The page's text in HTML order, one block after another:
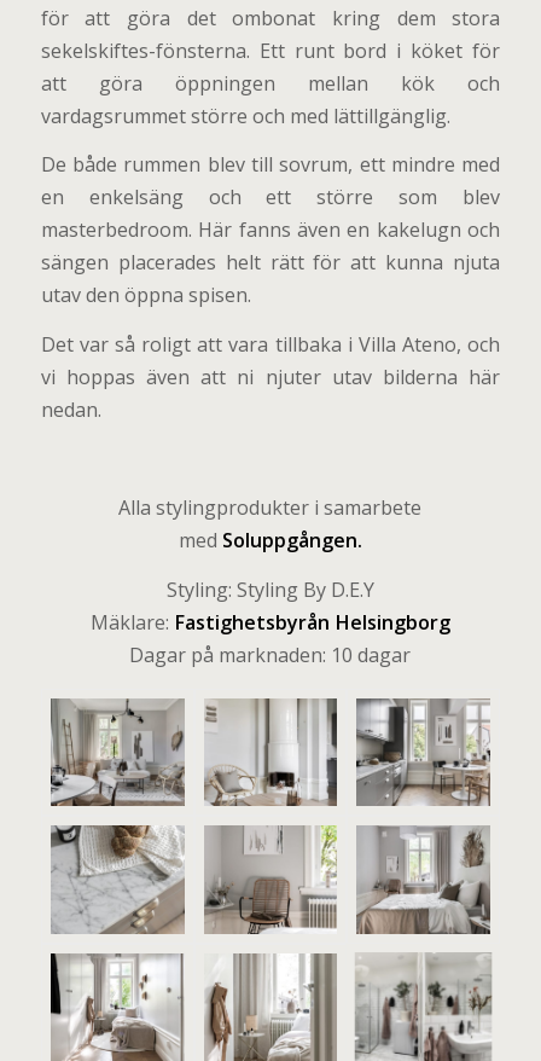
för att göra det ombonat kring dem stora
sekelskiftes-fönsterna. Ett runt bord i köket för
att göra öppningen mellan kök och
vardagsrummet större och med lättillgänglig.
De både rummen blev till sovrum, ett mindre med
en enkelsäng och ett större som blev
masterbedroom. Här fanns även en kakelugn och
sängen placerades helt rätt för att kunna njuta
utav den öppna spisen.
Det var så roligt att vara tillbaka i Villa Ateno, och
vi hoppas även att ni njuter utav bilderna här
nedan.
Alla stylingprodukter i samarbete
med Soluppgången.
Styling: Styling By D.E.Y
Mäklare: Fastighetsbyrån Helsingborg
Dagar på marknaden: 10 dagar